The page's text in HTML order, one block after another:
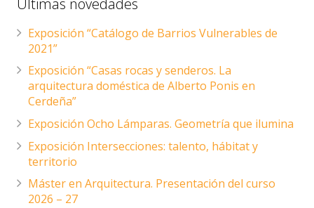
Exposición “Catálogo de Barrios Vulnerables de
2021”
Exposición “Casas rocas y senderos. La
arquitectura doméstica de Alberto Ponis en
Cerdeña”
Exposición Ocho Lámparas. Geometría que ilumina
Exposición Intersecciones: talento, hábitat y
territorio
Máster en Arquitectura. Presentación del curso
2026 – 27